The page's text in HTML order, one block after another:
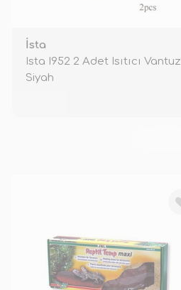
İsta
Ista I952 2 Adet Isıtıcı Vantuz
Siyah